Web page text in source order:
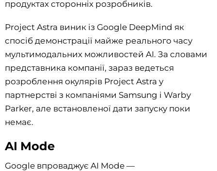
продуктах сторонніх розробників.
Project Astra виник із Google DeepMind як
спосіб демонстрації майже реального часу
мультимодальних можливостей AI. За словами
представника компанії, зараз ведеться
розроблення окулярів Project Astra у
партнерстві з компаніями Samsung і Warby
Parker, але встановленої дати запуску поки
немає.
AI Mode
Google впроваджує AI Mode —